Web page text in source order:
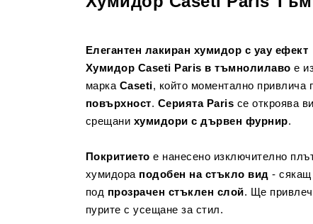
Елегантен лакиран хумидор с уау ефект
Хумидор Caseti Paris в тъмнолилаво е
марка Caseti, който моментално привлича
повърхност. Серията Paris се откроява
срещани хумидори с дървен фурнир.
Покритието е нанесено изключително
хумидора подобен на стъкло вид - сякащ
под прозрачен стъклен слой. Ще
пурите с усещане за стил.